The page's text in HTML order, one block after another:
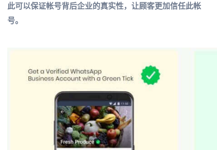
此可以保证帐号背后企业的真实性，让顾客更加信任此帐
号。